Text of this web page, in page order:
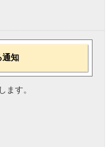
通知
ます。